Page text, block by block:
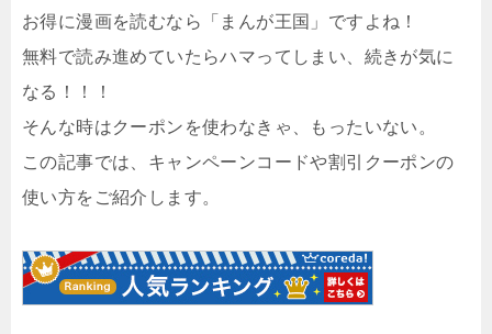
お得に漫画を読むなら「まんが王国」ですよね！
無料で読み進めていたらハマってしまい、続きが気に
なる！！！
そんな時はクーポンを使わなきゃ、もったいない。
この記事では、キャンペーンコードや割引クーポンの
使い方をご紹介します。